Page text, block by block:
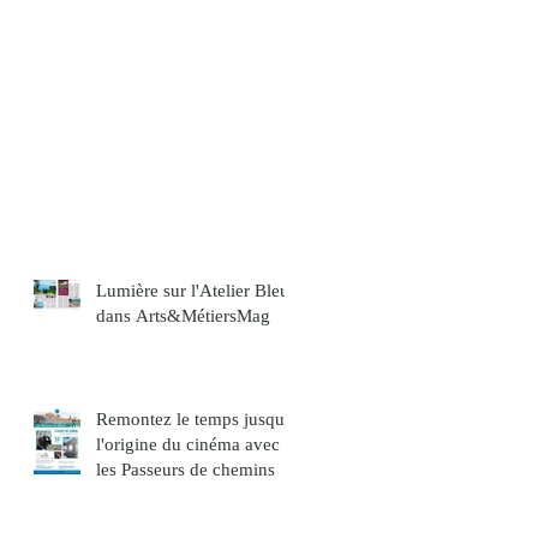
Lumière sur l'Atelier Bleu
dans Arts&MétiersMag
Remontez le temps jusqu'à
l'origine du cinéma avec
les Passeurs de chemins